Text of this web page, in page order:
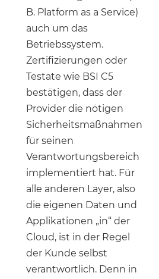
B. Platform as a Service)
auch um das
Betriebssystem.
Zertifizierungen oder
Testate wie BSI C5
bestätigen, dass der
Provider die nötigen
Sicherheitsmaßnahmen
für seinen
Verantwortungsbereich
implementiert hat. Für
alle anderen Layer, also
die eigenen Daten und
Applikationen „in“ der
Cloud, ist in der Regel
der Kunde selbst
verantwortlich. Denn in